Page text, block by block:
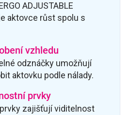
ADJUSTABLE
aktovce růst spolu s
vzhledu
odznáčky umožňují
aktovku podle nálady.
prvky
zajišťují viditelnost